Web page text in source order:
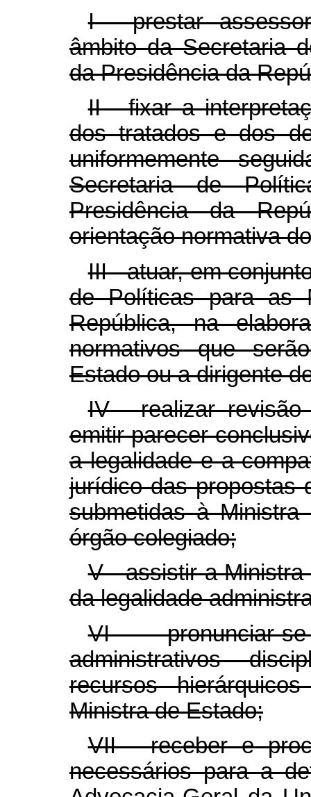
I - prestar
âmbito da Secretaria
da Presidência da
II - fixar a
dos tratados e dos
uniformemente
Secretaria de
Presidência da
orientação normativa
III - atuar, em
de Políticas para as
República, na
normativos que
Estado ou a dirigente
IV - realizar
emitir parecer
a legalidade e a
jurídico das propostas
submetidas à
órgão colegiado;
V - assistir a
da legalidade
VI - pronunciar-
administrativos
recursos
Ministra de Estado;
VII - receber e
necessários para a